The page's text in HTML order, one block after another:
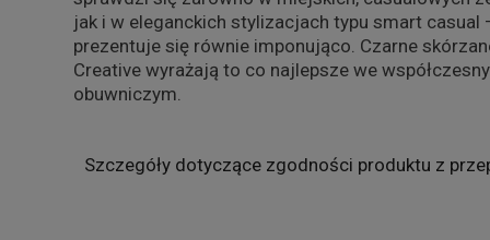
jak i w eleganckich stylizacjach typu smart
prezentuje się równie imponująco. Czarne
Creative wyrażają to co najlepsze we
obuwniczym.
Szczegóły dotyczące zgodności produktu z